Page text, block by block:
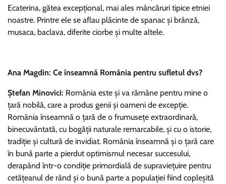
Ecaterina, gătea excepțional, mai ales mâncăruri tipice etniei
noastre. Printre ele se aflau plăcinte de spanac și brânză,
musaca, baclava, diferite ciorbe și multe altele.
Ana Magdin: Ce înseamnă România pentru sufletul dvs?
Ștefan Minovici: România este și va rămâne pentru mine o
țară nobilă, care a produs genii și oameni de excepție.
România înseamnă o țară de o frumusețe extraordinară,
binecuvântată, cu bogății naturale remarcabile, și cu o istorie,
tradiție și cultură de invidiat. România înseamnă și o țară care
în bună parte a pierdut optimismul necesar succesului,
derapând într-o condiție primordială de supraviețuire pentru
cetățeanul de rând și o bună parte a populației fiind copleșită